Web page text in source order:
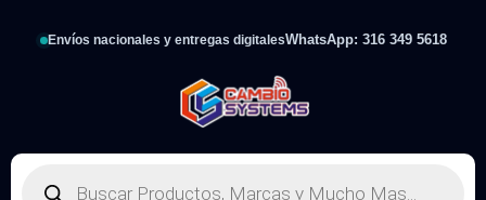
Envíos nacionales y entregas digitalesWhatsApp: 316 349 5618